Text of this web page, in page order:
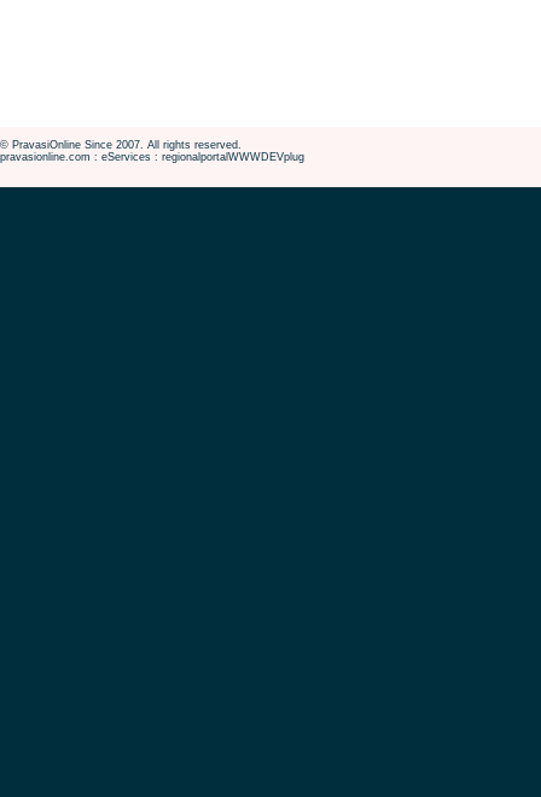
© PravasiOnline Since 2007. All rights reserved.
pravasionline.com : eServices : regionalportalWWWDEVplug